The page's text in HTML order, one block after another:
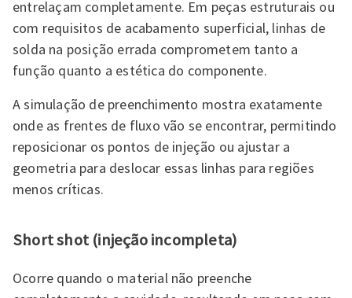
entrelaçam completamente. Em peças estruturais ou
com requisitos de acabamento superficial, linhas de
solda na posição errada comprometem tanto a
função quanto a estética do componente.
A simulação de preenchimento mostra exatamente
onde as frentes de fluxo vão se encontrar, permitindo
reposicionar os pontos de injeção ou ajustar a
geometria para deslocar essas linhas para regiões
menos críticas.
Short shot (injeção incompleta)
Ocorre quando o material não preenche